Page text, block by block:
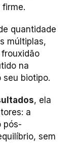
quantidade
múltiplas,
na
seu biotipo.
, ela
a
pós-
sem